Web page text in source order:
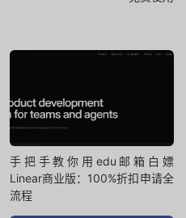
手把手教你用edu邮箱白嫖
Linear商业版：100%折扣申请全
流程